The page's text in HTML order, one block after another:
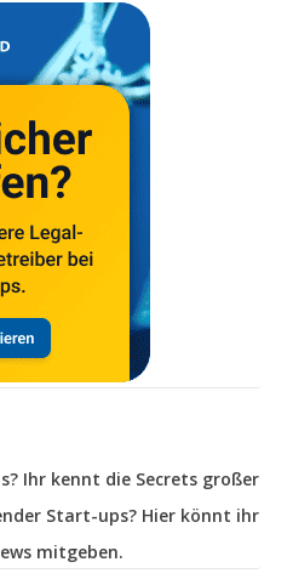
Ihr kennt die Secrets großer
Start-ups? Hier könnt ihr
mitgeben.